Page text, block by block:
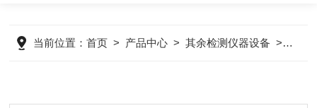
当前位置：首页 > 产品中心 >其余检测仪器设备 > 岛津